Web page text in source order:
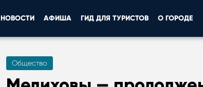
НОВОСТИ АФИША ГИД ДЛЯ ТУРИСТОВ О ГОРОДЕ
Общество